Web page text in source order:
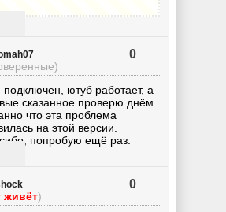
0
подключен, ютуб работает, а
сказанное проверю днём.
что эта проблема
на этой версии.
попробую ещё раз.
живёт)
0